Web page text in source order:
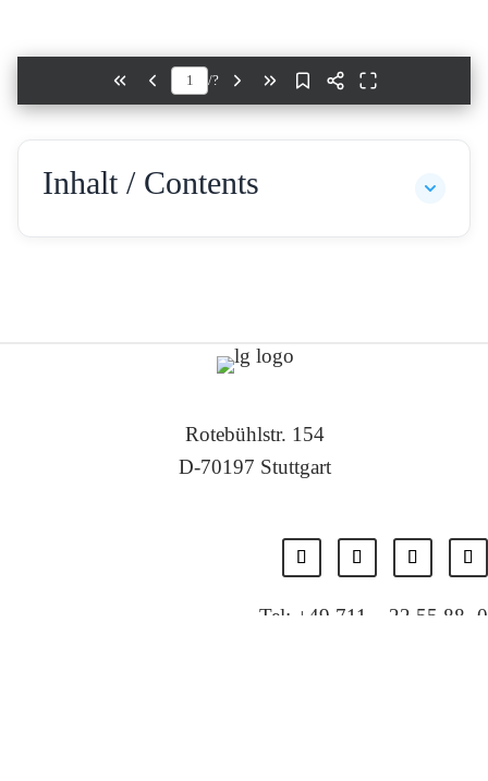
/?
Inhalt / Contents
Rotebühlstr. 154
D-70197 Stuttgart
Tel: +49 711 – 22 55 88 -0